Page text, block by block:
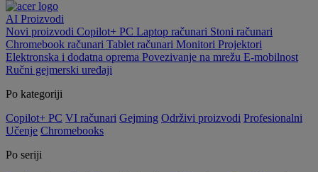
AI Proizvodi
Novi proizvodi Copilot+ PC Laptop računari Stoni računari
Chromebook računari Tablet računari Monitori Projektori
Elektronska i dodatna oprema Povezivanje na mrežu E-mobilnost
Ručni gejmerski uređaji
Po kategoriji
Copilot+ PC VI računari Gejming Održivi proizvodi Profesionalni
Učenje Chromebooks
Po seriji